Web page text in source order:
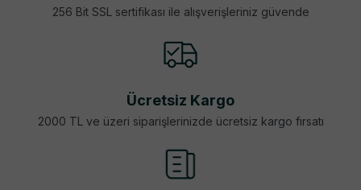
256 Bit SSL sertifikası ile alışverişleriniz güvende
Ücretsiz Kargo
2000 TL ve üzeri siparişlerinizde ücretsiz kargo fırsatı